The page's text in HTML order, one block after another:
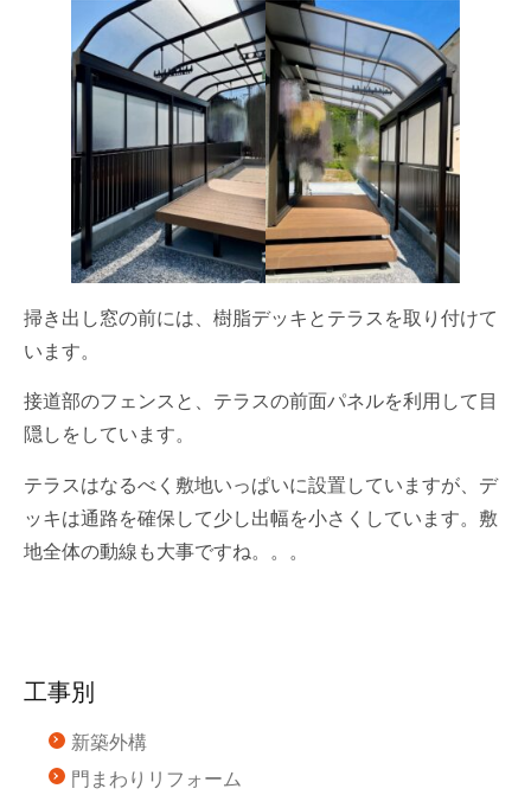
掃き出し窓の前には、樹脂デッキとテラスを取り付けて
います。
接道部のフェンスと、テラスの前面パネルを利用して目
隠しをしています。
テラスはなるべく敷地いっぱいに設置していますが、デ
ッキは通路を確保して少し出幅を小さくしています。敷
地全体の動線も大事ですね。。。
工事別
新築外構
門まわりリフォーム